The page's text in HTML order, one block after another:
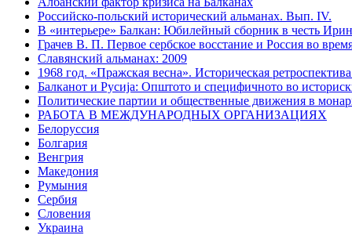
Российско-польский исторический альманах. Вып. IV.
В «интерьере» Балкан: Юбилейный сборник в честь
Грачев В. П. Первое сербское восстание и Россия во
Славянский альманах: 2009
1968 год. «Пражская весна». Историческая
Балканот и Русиjа: Општото и специфичното во
Политические партии и общественные движения в
РАБОТА В МЕЖДУНАРОДНЫХ ОРГАНИЗАЦИЯХ
Белоруссия
Болгария
Венгрия
Македония
Румыния
Сербия
Словения
Украина